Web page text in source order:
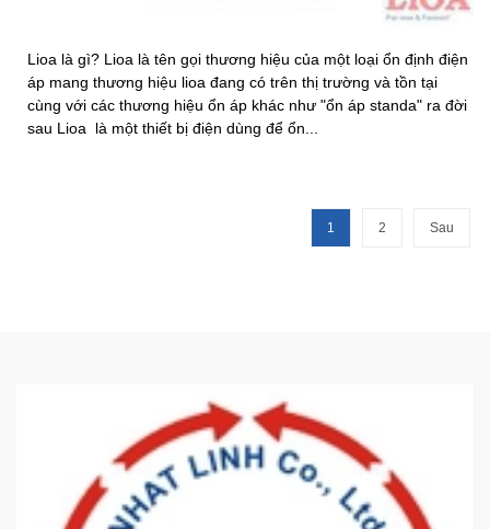
Lioa là gì? Lioa là tên gọi thương hiệu của một loại ổn định điện
áp mang thương hiệu lioa đang có trên thị trường và tồn tại
cùng với các thương hiệu ổn áp khác như "ổn áp standa" ra đời
sau Lioa là một thiết bị điện dùng để ổn...
1 2 Sau